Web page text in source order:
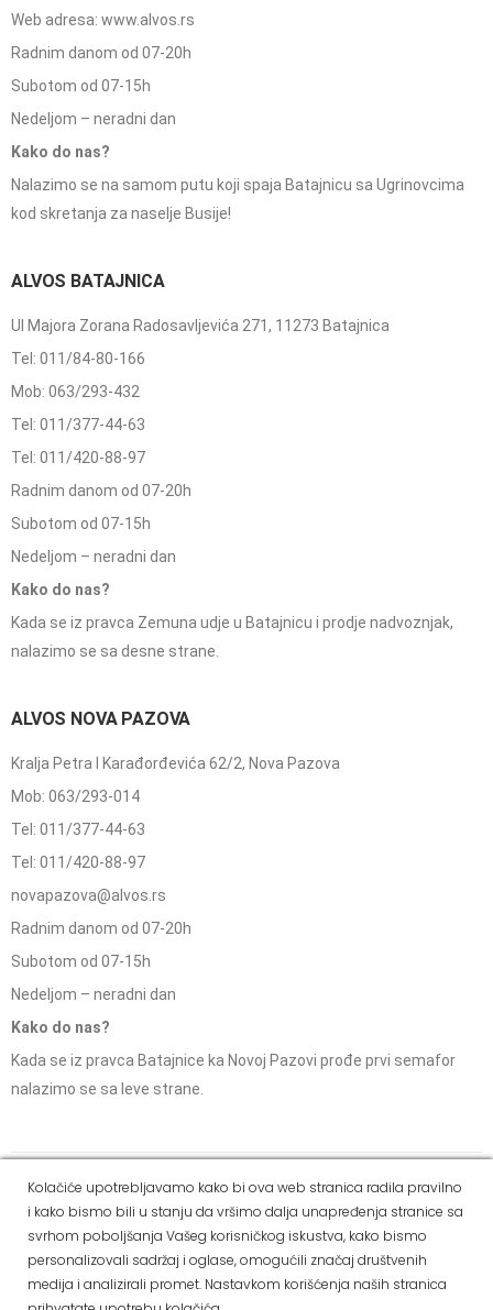
Web adresa: www.alvos.rs
Radnim danom od 07-20h
Subotom od 07-15h
Nedeljom – neradni dan
Kako do nas?
Nalazimo se na samom putu koji spaja Batajnicu sa Ugrinovcima
kod skretanja za naselje Busije!
ALVOS BATAJNICA
Ul Majora Zorana Radosavljevića 271, 11273 Batajnica
Tel: 011/84-80-166
Mob: 063/293-432
Tel: 011/377-44-63
Tel: 011/420-88-97
Radnim danom od 07-20h
Subotom od 07-15h
Nedeljom – neradni dan
Kako do nas?
Kada se iz pravca Zemuna udje u Batajnicu i prodje nadvoznjak,
nalazimo se sa desne strane.
ALVOS NOVA PAZOVA
Kralja Petra I Karađorđevića 62/2, Nova Pazova
Mob: 063/293-014
Tel: 011/377-44-63
Tel: 011/420-88-97
novapazova@alvos.rs
Radnim danom od 07-20h
Subotom od 07-15h
Nedeljom – neradni dan
Kako do nas?
Kada se iz pravca Batajnice ka Novoj Pazovi prođe prvi semafor
nalazimo se sa leve strane.
Dostava i
način
plaćanja
Politika
privatnosti
Kako
kupiti
Reklamacije i pravo
na odustajanje
Social Media
Kolačiće upotrebljavamo kako bi ova web stranica radila pravilno
i kako bismo bili u stanju da vršimo dalja unapređenja stranice sa
svrhom poboljšanja Vašeg korisničkog iskustva, kako bismo
personalizovali sadržaj i oglase, omogućili značaj društvenih
medija i analizirali promet. Nastavkom korišćenja naših stranica